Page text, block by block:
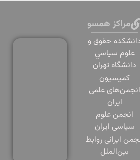
مراکز همسو
حقوق و
علوم سياسي
دانشگاه تهران
کمیسیون
انجمن‌های علمی
ایران
انجمن علوم
سیاسی ایران
ایرانی روابط
بین‌الملل